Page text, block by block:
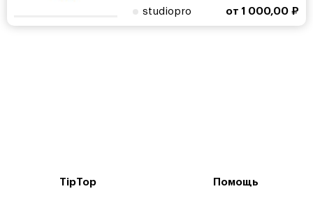
studiopro от 1 000,00 ₽
TipTop Помощь